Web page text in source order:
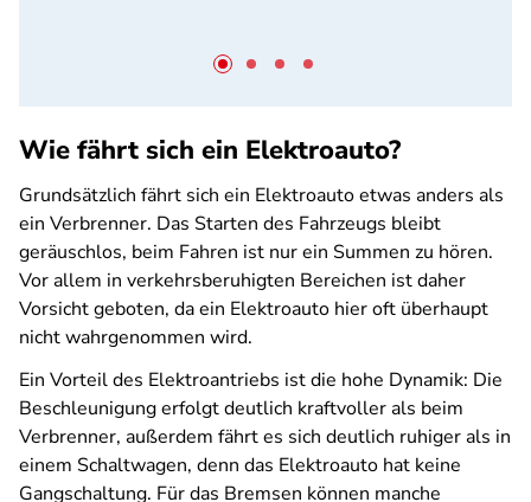
Wie fährt sich ein Elektroauto?
Grundsätzlich fährt sich ein Elektroauto etwas anders als
ein Verbrenner. Das Starten des Fahrzeugs bleibt
geräuschlos, beim Fahren ist nur ein Summen zu hören.
Vor allem in verkehrsberuhigten Bereichen ist daher
Vorsicht geboten, da ein Elektroauto hier oft überhaupt
nicht wahrgenommen wird.
Ein Vorteil des Elektroantriebs ist die hohe Dynamik: Die
Beschleunigung erfolgt deutlich kraftvoller als beim
Verbrenner, außerdem fährt es sich deutlich ruhiger als in
einem Schaltwagen, denn das Elektroauto hat keine
Gangschaltung. Für das Bremsen können manche